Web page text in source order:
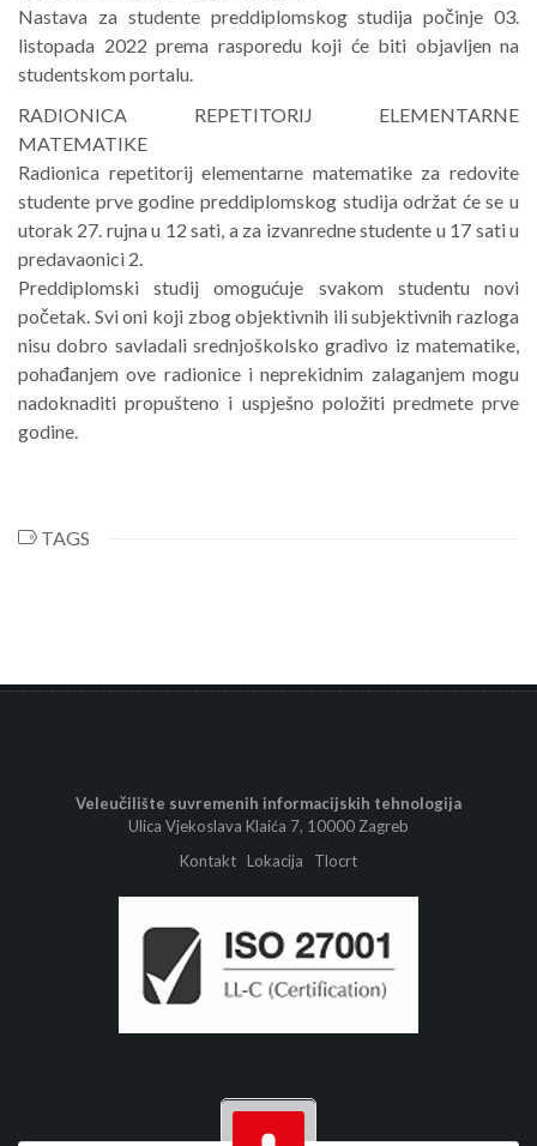
Nastava za studente preddiplomskog studija počinje 03.
listopada 2022 prema rasporedu koji će biti objavljen na
studentskom portalu.
RADIONICA REPETITORIJ ELEMENTARNE
MATEMATIKE
Radionica repetitorij elementarne matematike za redovite
studente prve godine preddiplomskog studija održat će se u
utorak 27. rujna u 12 sati, a za izvanredne studente u 17 sati u
predavaonici 2.
Preddiplomski studij omogućuje svakom studentu novi
početak. Svi oni koji zbog objektivnih ili subjektivnih razloga
nisu dobro savladali srednjoškolsko gradivo iz matematike,
pohađanjem ove radionice i neprekidnim zalaganjem mogu
nadoknaditi propušteno i uspješno položiti predmete prve
godine.
TAGS
Veleučilište suvremenih informacijskih tehnologija
Ulica Vjekoslava Klaića 7, 10000 Zagreb
Kontakt Lokacija Tlocrt